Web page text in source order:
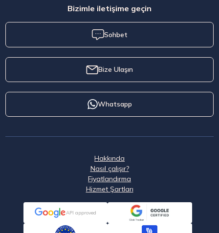
Bizimle iletişime geçin
Sohbet
Bize Ulaşın
Whatsapp
Hakkında
Nasıl çalışır?
Fiyatlandırma
Hizmet Şartları
API approved